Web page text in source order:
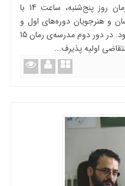
آیین افتتاحیه دوره‌ی دوم مدرسه‌ی رمان روز پنج‌شنبه، ساعت 14 با
و هنرجویان دوره‌های اول و
دوم، در محل شهرستان ادب برگزار می‌شود. در دور دوم مدرسه‌ی رمان 15
اولیه پذیرف...